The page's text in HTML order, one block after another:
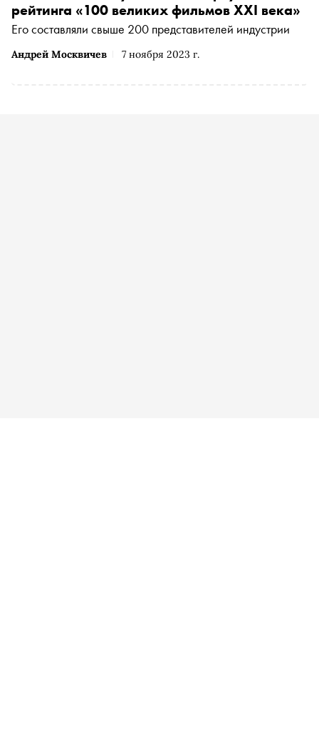
Андрей Москвичев 7 ноября 2023 г.
рейтинга «100 великих фильмов XXI века»
Его составляли свыше 200 представителей индустрии